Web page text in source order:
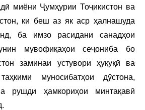
миёни Ҷумҳурии Тоҷикистон ва
ки беш аз як аср ҳалнашуда
ба имзо расидани санадҳои
мувофиқаҳои сеҷониба бо
заминаи устувори ҳуқуқӣ ва
муносибатҳои дӯстона,
рушди ҳамкориҳои минтақавӣ